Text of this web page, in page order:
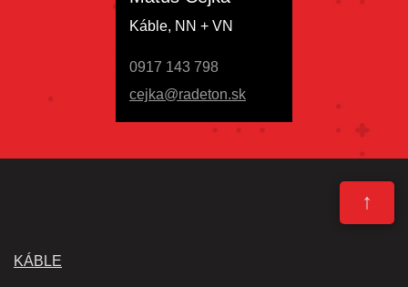
Káble, NN + VN
0917 143 798
cejka@radeton.sk
↑
KÁBLE